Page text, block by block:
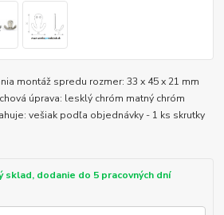
montáž spredu rozmer: 33 x 45 x 21 mm
úprava: lesklý chróm matný chróm
vešiak podľa objednávky - 1 ks skrutky
sklad, dodanie do 5 pracovných dní